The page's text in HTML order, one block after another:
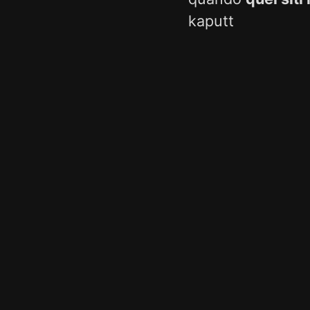
kaputt